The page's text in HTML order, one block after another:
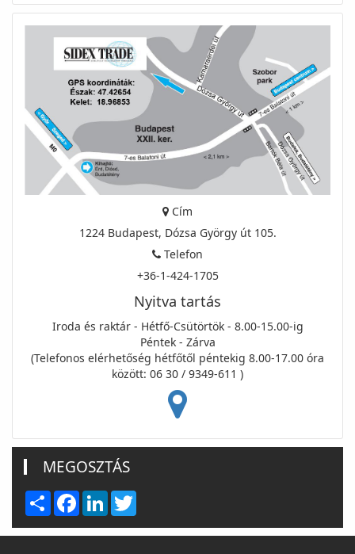
Cím
1224 Budapest, Dózsa György út 105.
Telefon
+36-1-424-1705
Nyitva tartás
Iroda és raktár - Hétfő-Csütörtök - 8.00-15.00-ig
Péntek - Zárva
(Telefonos elérhetőség hétfőtől péntekig 8.00-17.00 óra
között: 06 30 / 9349-611 )
MEGOSZTÁS
Share FacebookLinkedIn